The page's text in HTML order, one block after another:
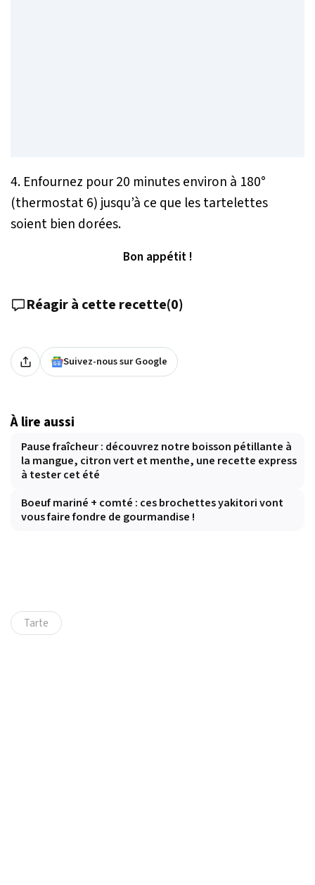
4. Enfournez pour 20 minutes environ à 180°
(thermostat 6) jusqu’à ce que les tartelettes
soient bien dorées.
Bon appétit !
Réagir à cette recette(0)
Suivez-nous sur Google
À lire aussi
Pause fraîcheur : découvrez notre boisson pétillante à
la mangue, citron vert et menthe, une recette express
à tester cet été
Boeuf mariné + comté : ces brochettes yakitori vont
vous faire fondre de gourmandise !
Tarte